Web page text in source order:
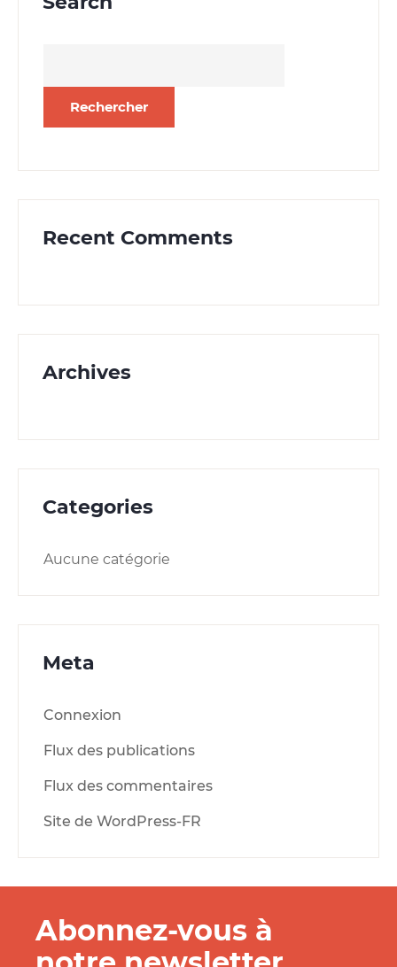
Recent Comments
Archives
Categories
Aucune catégorie
Meta
Connexion
Flux des publications
Flux des commentaires
Site de WordPress-FR
Abonnez-vous à